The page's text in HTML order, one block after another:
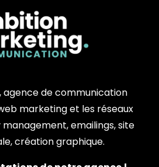
agence de communication
marketing et les réseaux
emailings, site
création graphique.